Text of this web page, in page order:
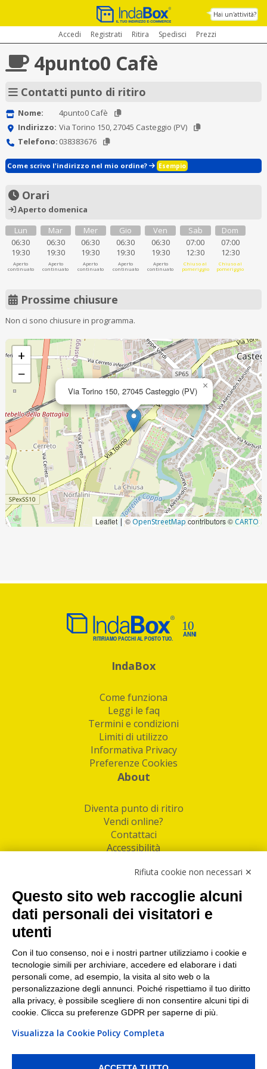
Hai un'attività?
Accedi Registrati Ritira Spedisci Prezzi
4punto0 Cafè
Contatti punto di ritiro
Nome:
4punto0 Cafè
Indirizzo: Via Torino 150, 27045 Casteggio (PV)
Telefono: 038383676
Come scrivo l'indirizzo nel mio ordine? Esempio
Orari
Aperto domenica
Lun
06:30
19:30
Aperto
continuato
Mar
06:30
19:30
Aperto
continuato
Mer
06:30
19:30
Aperto
continuato
Gio
06:30
19:30
Aperto
continuato
Ven
06:30
19:30
Aperto
continuato
Sab
07:00
12:30
Chiuso al
pomeriggio
Dom
07:00
12:30
Chiuso al
pomeriggio
Prossime chiusure
Non ci sono chiusure in programma.
Via Torino 150, 27045 Casteggio (PV) ×
+
−
Leaflet | © OpenStreetMap contributors © CARTO
IndaBox
Come funziona
Leggi le faq
Termini e condizioni
Limiti di utilizzo
Informativa Privacy
Preferenze Cookies
About
Diventa punto di ritiro
Vendi online?
Contattaci
Accessibilità
Facebook
Linkedin
I nostri punti di ritiro e spedizione pacchi nelle
maggiori città italiane
Torino|Milano|Roma|Bologna|Firenze| Genova
Napoli|Varese
PI/CF/N°Iscr.: 10821360012 | REA: RM 1494760 | Cap.Soc.: 50.000€ |
Whistleblowing|Privacy |Preferenze Cookies
Rifiuta cookie non necessari ✕
Questo sito web raccoglie alcuni
dati personali dei visitatori e
utenti
Con il tuo consenso, noi e i nostri partner utilizziamo i cookie e
tecnologie simili per archiviare, accedere ed elaborare i dati
personali come, ad esempio, la visita al sito web o la
personalizzazione degli annunci. Poiché rispettiamo il tuo diritto
alla privacy, è possibile scegliere di non consentire alcuni tipi di
cookie. Clicca su preferenze GDPR per saperne di più.
Visualizza la Cookie Policy Completa